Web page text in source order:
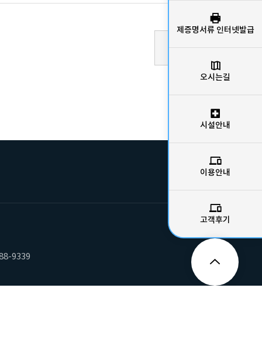
제증명서류 인터넷발급
오시는길
시설안내
이용안내
고객후기
9339